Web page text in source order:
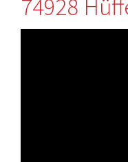
74928